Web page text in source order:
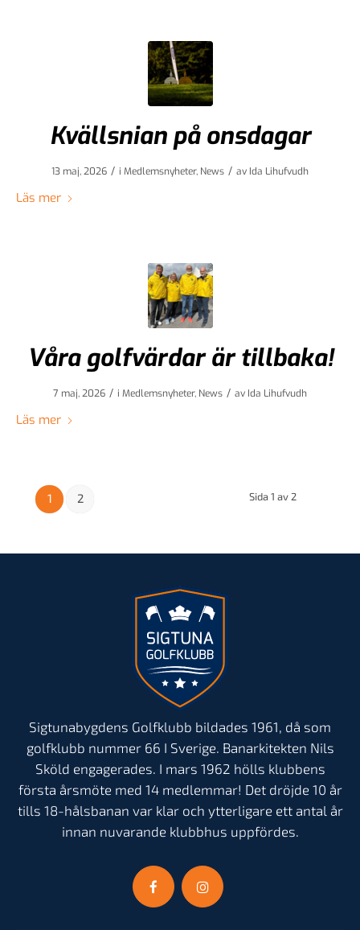
Kvällsnian på onsdagar
13 maj, 2026 / i Medlemsnyheter, News / av Ida Lihufvudh
Läs mer
Våra golfvärdar är tillbaka!
7 maj, 2026 / i Medlemsnyheter, News / av Ida Lihufvudh
Läs mer
Sida 1 av 2
1 2
Sigtunabygdens Golfklubb bildades 1961, då som
golfklubb nummer 66 I Sverige. Banarkitekten Nils
Sköld engagerades. I mars 1962 hölls klubbens
första årsmöte med 14 medlemmar! Det dröjde 10 år
tills 18-hålsbanan var klar och ytterligare ett antal år
innan nuvarande klubbhus uppfördes.